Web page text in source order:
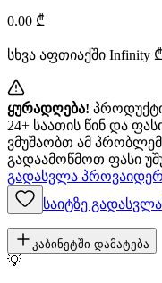
0.00 ₾
სხვა აფთიაქში Infinity
ყურადღება!
24+ საათის წინ და
ვმუშაობთ ამ
გადაამოწმოთ ფასი
გადასვლა
საიტზე გადასვლა
კაბინეტში დამატება
💡